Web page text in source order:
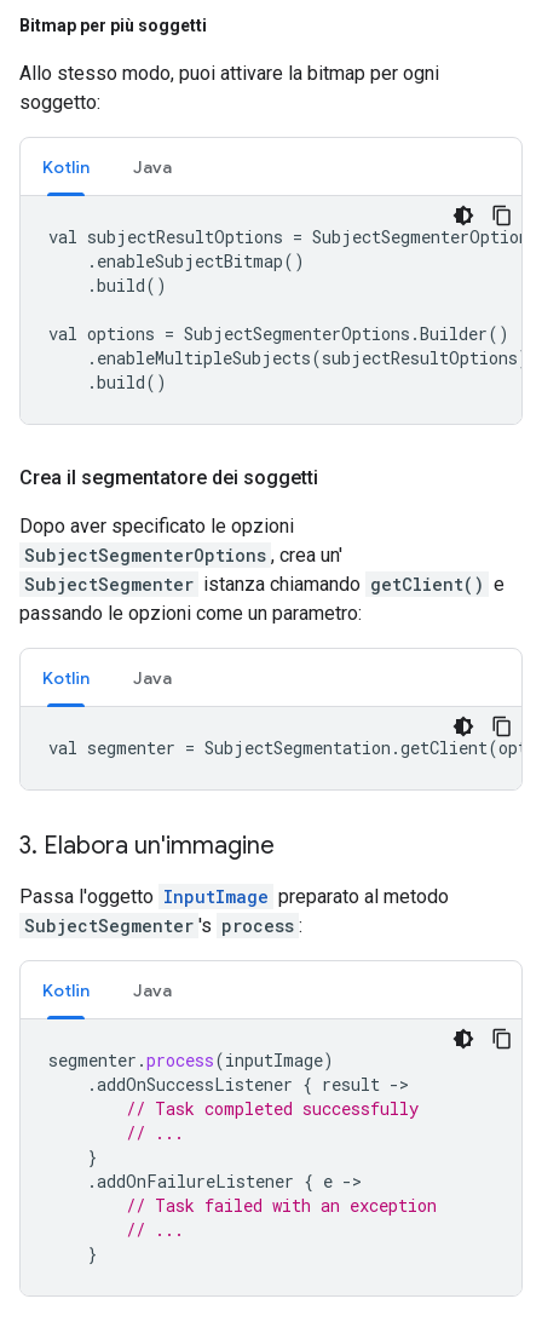
Bitmap per più soggetti
Allo stesso modo, puoi attivare la bitmap per ogni
soggetto:
Kotlin Java
val subjectResultOptions =
    .enableSubjectBitmap()
    .build()
val options = SubjectSegmenterOptions.Builder()
    .enableMultipleSubjects(subjectResultOptions)
    .build()
Crea il segmentatore dei soggetti
Dopo aver specificato le opzioni
SubjectSegmenterOptions , crea un'
SubjectSegmenter istanza chiamando getClient() e
passando le opzioni come un parametro:
Kotlin Java
val segmenter =
3. Elabora un'immagine
Passa l'oggetto InputImage preparato al metodo
SubjectSegmenter 's process :
Kotlin Java
segmenter .process(inputImage)
.addOnSuccessListener { result ->
// Task completed successfully
// ...
}
.addOnFailureListener { e ->
// Task failed with an exception
// ...
}